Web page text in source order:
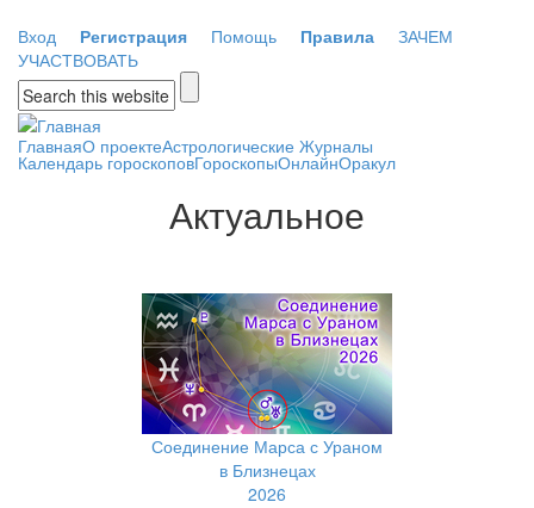
Вход
Регистрация Помощь Правила
ЗАЧЕМ
УЧАСТВОВАТЬ
Форма поиска
ГлавнаяО проектеАстрологические Журналы
Календарь гороскоповГороскопыОнлайнОракул
Актуальное
Соединение Марса с Ураном
в Близнецах
2026